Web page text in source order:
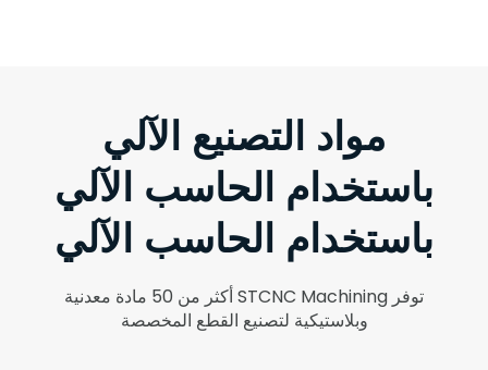
مواد التصنيع الآلي
باستخدام الحاسب الآلي
باستخدام الحاسب الآلي
توفر STCNC Machining أكثر من 50 مادة معدنية
وبلاستيكية لتصنيع القطع المخصصة